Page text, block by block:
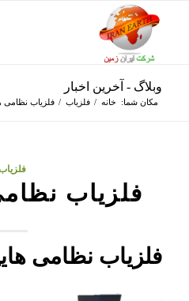
وبلاگ - آخرین اخبار
مکان شما: خانه / فلزیاب / فلزیاب نظامی
فلزیاب
فلزیاب نظامی